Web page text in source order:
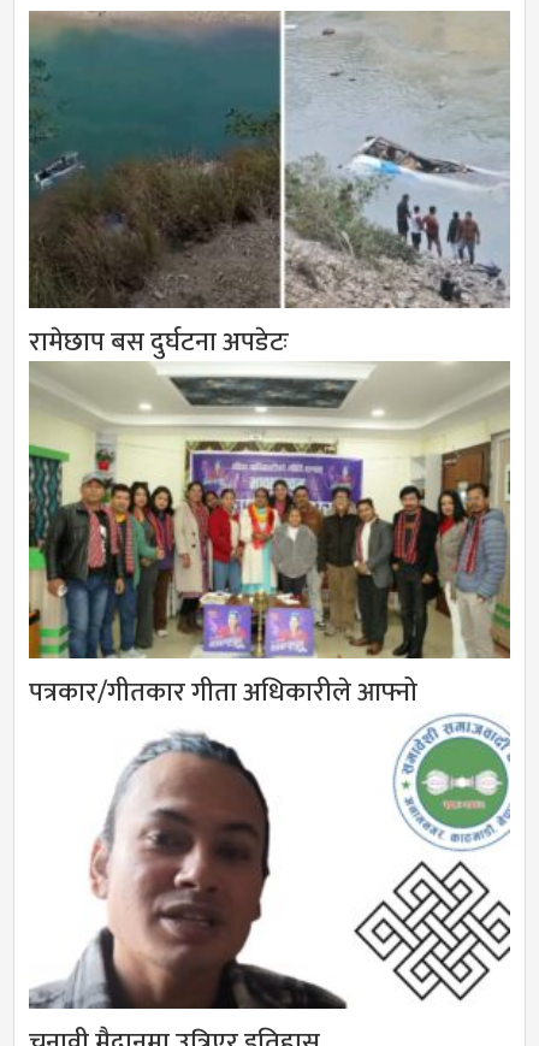
रामेछाप बस दुर्घटना अपडेटः
पत्रकार/गीतकार गीता अधिकारीले आफ्नो